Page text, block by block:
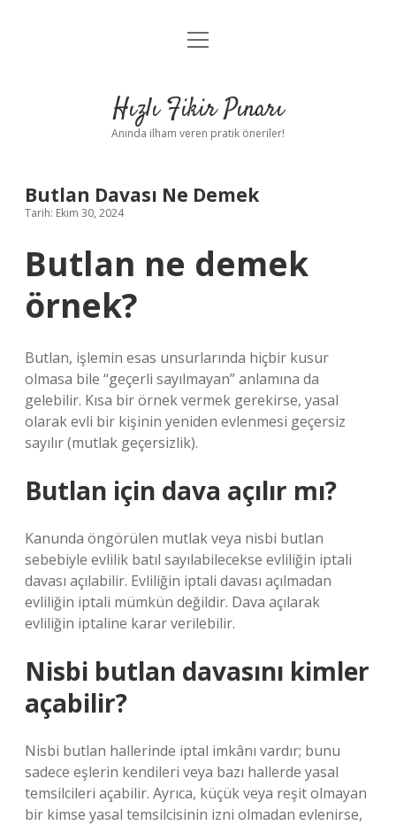
Anasayfa
Yasal Uyarı
menüyü
Hızlı Fikir Pınarı
Anında ilham veren pratik öneriler!
Butlan Davası Ne Demek
Tarih: Ekim 30, 2024
Butlan ne demek
örnek?
Butlan, işlemin esas unsurlarında hiçbir kusur
olmasa bile “geçerli sayılmayan” anlamına da
gelebilir. Kısa bir örnek vermek gerekirse, yasal
olarak evli bir kişinin yeniden evlenmesi geçersiz
sayılır (mutlak geçersizlik).
Butlan için dava açılır mı?
Kanunda öngörülen mutlak veya nisbi butlan
sebebiyle evlilik batıl sayılabilecekse evliliğin iptali
davası açılabilir. Evliliğin iptali davası açılmadan
evliliğin iptali mümkün değildir. Dava açılarak
evliliğin iptaline karar verilebilir.
Nisbi butlan davasını kimler
açabilir?
Nisbi butlan hallerinde iptal imkânı vardır; bunu
sadece eşlerin kendileri veya bazı hallerde yasal
temsilcileri açabilir. Ayrıca, küçük veya reşit olmayan
bir kimse yasal temsilcisinin izni olmadan evlenirse,